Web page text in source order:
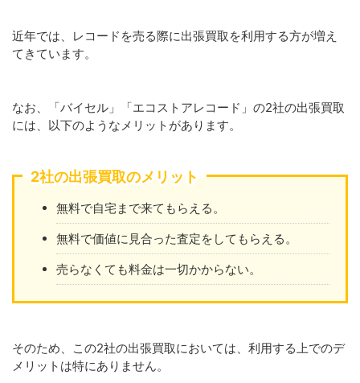
近年では、レコードを売る際に出張買取を利用する方が増え
てきています。
なお、「バイセル」「エコストアレコード」の2社の出張買取
には、以下のようなメリットがあります。
2社の出張買取のメリット
無料で自宅まで来てもらえる。
無料で価値に見合った査定をしてもらえる。
売らなくても料金は一切かからない。
そのため、この2社の出張買取においては、利用する上でのデ
メリットは特にありません。